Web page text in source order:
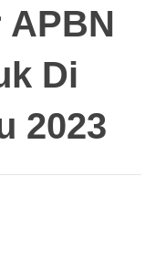
Di
2023